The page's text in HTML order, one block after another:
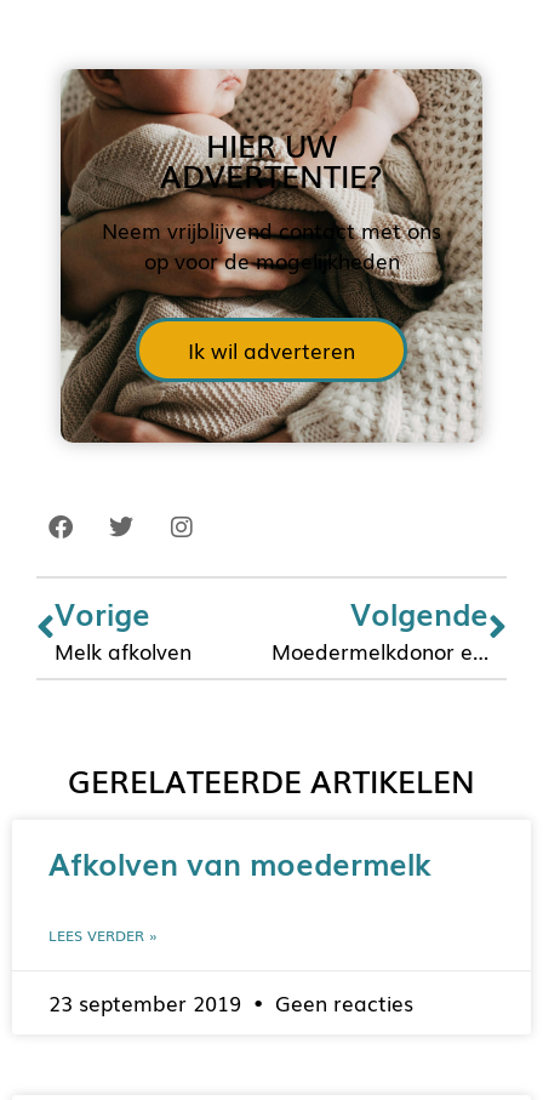
HIER UW
ADVERTENTIE?
Neem vrijblijvend contact met ons
op voor de mogelijkheden
Ik wil adverteren
Vorige
Melk afkolven
Volgende
Moedermelkdonor en voorkolven
GERELATEERDE ARTIKELEN
Afkolven van moedermelk
LEES VERDER »
23 september 2019 Geen reacties